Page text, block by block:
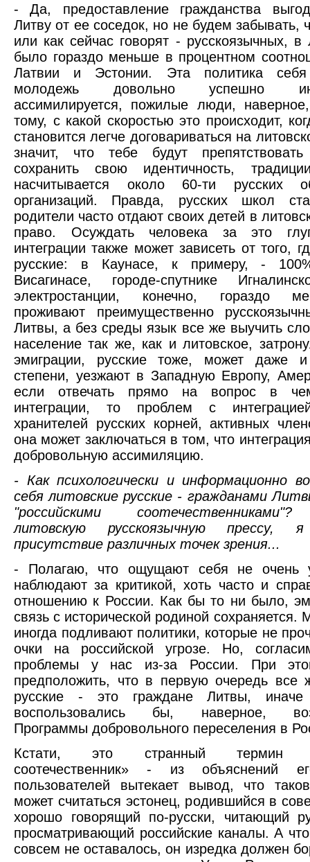
- Да, предоставление гражданства
Литву от ее соседок, но не будем забывать,
или как сейчас говорят - русскоязычных, в
было гораздо меньше в процентном
Латвии и Эстонии. Эта политика себя
молодежь довольно успешно
ассимилируется, пожилые люди,
тому, с какой скоростью это происходит,
становится легче договариваться на
значит, что тебе будут
сохранить свою идентичность,
насчитывается около 60-ти русских
организаций. Правда, русских школ
родители часто отдают своих детей в
право. Осуждать человека за это
интеграции также может зависеть от того,
русские: в Каунасе, к примеру, -
Висагинасе, городе-спутнике
электростанции, конечно, гораздо
проживают преимущественно
Литвы, а без среды язык все же выучить
население так же, как и литовское,
эмиграции, русские тоже, может даже
степени, уезжают в Западную Европу,
если отвечать прямо на вопрос в
интеграции, то проблем с
хранителей русских корней, активных
она может заключаться в том, что
добровольную ассимиляцию.
- Как психологически и информационно
себя литовские русские - гражданами
"российскими
литовскую русскоязычную прессу, я
присутствие различных точек зрения...
- Полагаю, что ощущают себя не очень
наблюдают за критикой, хоть часто и
отношению к России. Как бы то ни было,
связь с исторической родиной сохраняется.
иногда подливают политики, которые не
очки на российской угрозе. Но,
проблемы у нас из-за России. При
предположить, что в первую очередь все
русские - это граждане Литвы,
воспользовались бы, наверное,
Программы добровольного переселения в
Кстати, это странный термин
соотечественник» - из объяснений
пользователей вытекает вывод, что
может считаться эстонец, родившийся в
хорошо говорящий по-русски, читающий
просматривающий российские каналы. А
совсем не оставалось, он изредка должен